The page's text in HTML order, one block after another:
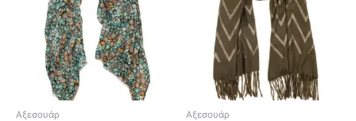
Αξεσουάρ Αξεσουάρ